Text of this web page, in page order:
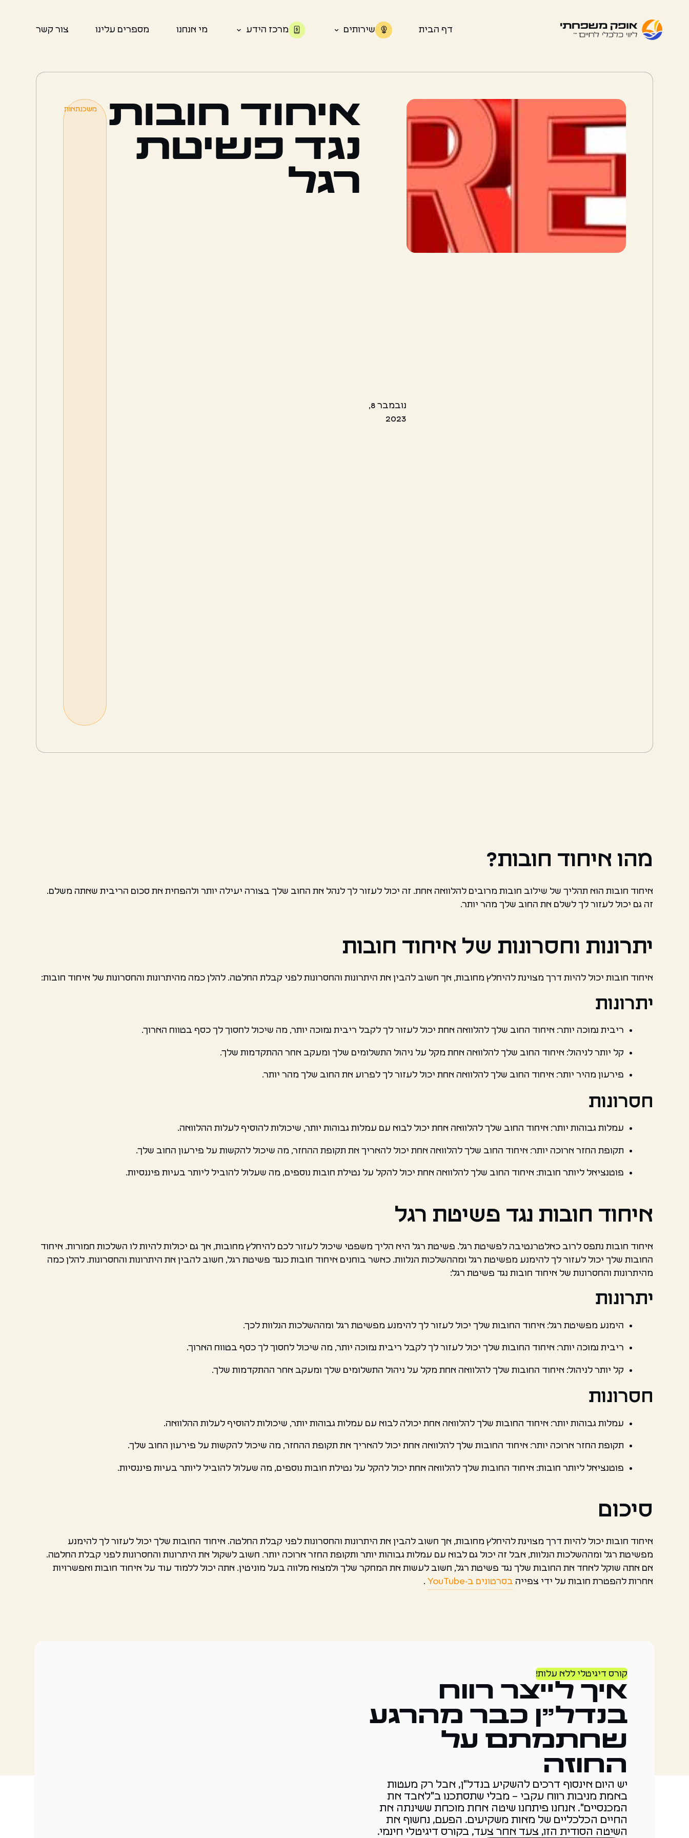
דף הבית שירותים מרכז הידע מי אנחנו מספרים עלינו צור קשר
נובמבר 8,
2023
איחוד חובות
נגד פשיטת
רגל
משכנתאות
מהו איחוד חובות?
איחוד חובות הוא תהליך של שילוב חובות מרובים להלוואה אחת. זה יכול לעזור לך לנהל את החוב שלך בצורה יעילה יותר ולהפחית את סכום הריבית שאתה משלם.
זה גם יכול לעזור לך לשלם את החוב שלך מהר יותר.
יתרונות וחסרונות של איחוד חובות
איחוד חובות יכול להיות דרך מצוינת להיחלץ מחובות, אך חשוב להבין את היתרונות והחסרונות לפני קבלת החלטה. להלן כמה מהיתרונות והחסרונות של איחוד חובות:
יתרונות
ריבית נמוכה יותר: איחוד החוב שלך להלוואה אחת יכול לעזור לך לקבל ריבית נמוכה יותר, מה שיכול לחסוך לך כסף בטווח הארוך.
קל יותר לניהול: איחוד החוב שלך להלוואה אחת מקל על ניהול התשלומים שלך ומעקב אחר ההתקדמות שלך.
פירעון מהיר יותר: איחוד החוב שלך להלוואה אחת יכול לעזור לך לפרוע את החוב שלך מהר יותר.
חסרונות
עמלות גבוהות יותר: איחוד החוב שלך להלוואה אחת יכול לבוא עם עמלות גבוהות יותר, שיכולות להוסיף לעלות ההלוואה.
תקופת החזר ארוכה יותר: איחוד החוב שלך להלוואה אחת יכול להאריך את תקופת ההחזר, מה שיכול להקשות על פירעון החוב שלך.
פוטנציאל ליותר חובות: איחוד החוב שלך להלוואה אחת יכול להקל על נטילת חובות נוספים, מה שעלול להוביל ליותר בעיות פיננסיות.
איחוד חובות נגד פשיטת רגל
איחוד חובות נתפס לרוב כאלטרנטיבה לפשיטת רגל. פשיטת רגל היא הליך משפטי שיכול לעזור לכם להיחלץ מחובות, אך גם יכולות להיות לו השלכות חמורות. איחוד
החובות שלך יכול לעזור לך להימנע מפשיטת רגל ומההשלכות הנלוות. כאשר בוחנים איחוד חובות כנגד פשיטת רגל, חשוב להבין את היתרונות והחסרונות. להלן כמה
מהיתרונות והחסרונות של איחוד חובות נגד פשיטת רגל:
יתרונות
הימנע מפשיטת רגל: איחוד החובות שלך יכול לעזור לך להימנע מפשיטת רגל ומההשלכות הנלוות לכך.
ריבית נמוכה יותר: איחוד החובות שלך יכול לעזור לך לקבל ריבית נמוכה יותר, מה שיכול לחסוך לך כסף בטווח הארוך.
קל יותר לניהול: איחוד החובות שלך להלוואה אחת מקל על ניהול התשלומים שלך ומעקב אחר ההתקדמות שלך.
חסרונות
עמלות גבוהות יותר: איחוד החובות שלך להלוואה אחת יכולה לבוא עם עמלות גבוהות יותר, שיכולות להוסיף לעלות ההלוואה.
תקופת החזר ארוכה יותר: איחוד החובות שלך להלוואה אחת יכול להאריך את תקופת ההחזר, מה שיכול להקשות על פירעון החוב שלך.
פוטנציאל ליותר חובות: איחוד החובות שלך להלוואה אחת יכול להקל על נטילת חובות נוספים, מה שעלול להוביל ליותר בעיות פיננסיות.
סיכום
איחוד חובות יכול להיות דרך מצוינת להיחלץ מחובות, אך חשוב להבין את היתרונות והחסרונות לפני קבלת החלטה. איחוד החובות שלך יכול לעזור לך להימנע
מפשיטת רגל ומההשלכות הנלוות, אבל זה יכול גם לבוא עם עמלות גבוהות יותר ותקופת החזר ארוכה יותר. חשוב לשקול את היתרונות והחסרונות לפני קבלת החלטה.
אם אתה שוקל לאחד את החובות שלך נגד פשיטת רגל, חשוב לעשות את המחקר שלך ולמצוא מלווה בעל מוניטין. אתה יכול ללמוד עוד על איחוד חובות ואפשרויות
אחרות להפטרת חובות על ידי צפייה בסרטונים ב-YouTube .
קורס דיגיטלי ללא עלות!
איך לייצר רווח
בנדל"ן כבר מהרגע
שחתמתם על
החוזה
יש היום אינסוף דרכים להשקיע בנדל"ן, אבל רק מעטות
באמת מניבות רווח עקבי – מבלי שתסתכנו ב"לאבד את
המכנסיים". אנחנו פיתחנו שיטה אחת מוכחת ששינתה את
החיים הכלכליים של מאות משקיעים. הפעם, נחשוף את
השיטה הסודית הזו, צעד אחר צעד, בקורס דיגיטלי חינמי.